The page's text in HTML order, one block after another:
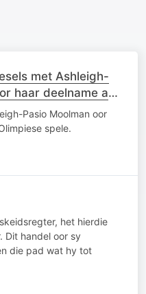
met Ashleigh-
haar deelname aan
spele
Pasio Moolman oor
spele.
het hierdie
Dit handel oor sy
die pad wat hy tot